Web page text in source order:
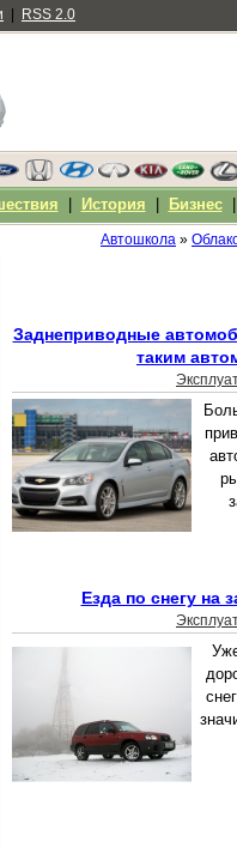
Автошкола »
Заднеприводные
таким
Езда по снегу на
RSS 2.0
История Бизнес